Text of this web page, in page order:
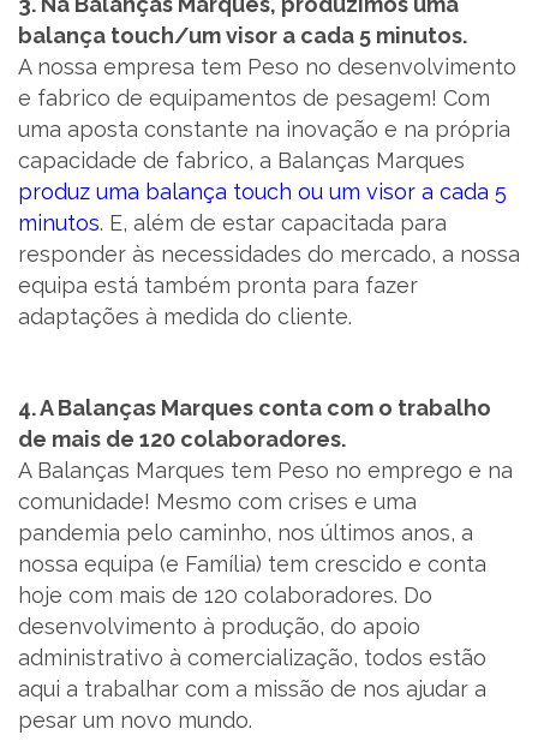
balança touch/um visor a cada 5 minutos.
A nossa empresa tem Peso no desenvolvimento
e fabrico de equipamentos de pesagem! Com
uma aposta constante na inovação e na própria
capacidade de fabrico, a Balanças Marques
produz uma balança touch ou um visor a cada 5
minutos. E, além de estar capacitada para
responder às necessidades do mercado, a nossa
equipa está também pronta para fazer
adaptações à medida do cliente.
4. A Balanças Marques conta com o trabalho
de mais de 120 colaboradores.
A Balanças Marques tem Peso no emprego e na
comunidade! Mesmo com crises e uma
pandemia pelo caminho, nos últimos anos, a
nossa equipa (e Família) tem crescido e conta
hoje com mais de 120 colaboradores. Do
desenvolvimento à produção, do apoio
administrativo à comercialização, todos estão
aqui a trabalhar com a missão de nos ajudar a
pesar um novo mundo.